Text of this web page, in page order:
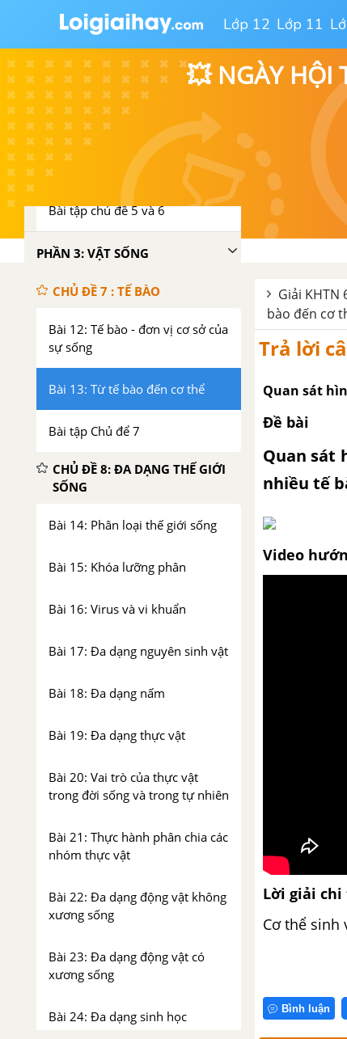
Lớp 12 Lớp 11
💥 NGÀY HỘI
phẩm thông dụng
CHỦ ĐỀ 6: HỖN HỢP
Bài 10: Hỗn hợp, chất tinh khiết,
dung dịch
Bài 11: Tách chất ra khỏi hỗn
hợp
Bài tập chủ đề 5 và 6
PHẦN 3: VẬT SỐNG
CHỦ ĐỀ 7 : TẾ BÀO
Bài 12: Tế bào - đơn vị cơ sở của
sự sống
Bài 13: Từ tế bào đến cơ thể
Bài tập Chủ để 7
CHỦ ĐỀ 8: ĐA DẠNG THẾ GIỚI
SỐNG
Bài 14: Phân loại thế giới sống
Bài 15: Khóa lưỡng phân
Bài 16: Virus và vi khuẩn
Bài 17: Đa dạng nguyên sinh vật
Bài 18: Đa dạng nấm
Bài 19: Đa dạng thực vật
Bài 20: Vai trò của thực vật
trong đời sống và trong tự nhiên
Bài 21: Thực hành phân chia các
nhóm thực vật
Bài 22: Đa dạng động vật không
xương sống
Bài 23: Đa dạng động vật có
xương sống
Bài 24: Đa dạng sinh học
Giải KHTN
bào đến cơ
Trả lời
Quan sát
Đề bài
Quan sát
nhiều tế
Video
Lời giải
Cơ thể sinh
Bình luận